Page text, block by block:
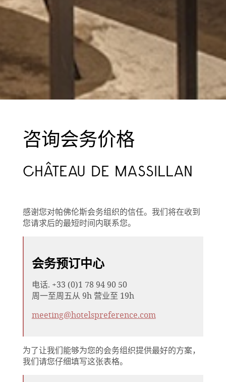
咨询会务价格
CHÂTEAU DE MASSILLAN
感谢您对帕佛伦斯会务组织的信任。我们将在收到
您请求后的最短时间内联系您。
会务预订中心
电话. +33 (0)1 78 94 90 50
周一至周五从 9h 营业至 19h
meeting@hotelspreference.com
为了让我们能够为您的会务组织提供最好的方案，
我们请您仔细填写这张表格。